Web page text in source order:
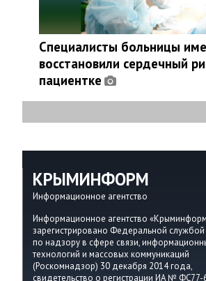
Специалисты больницы
восстановили сердечный
пациентке
КРЫМИНФОРМ
Информационное агентство
Информационное агентство
зарегистрировано Федеральной службой
по надзору в сфере связи,
технологий и массовых коммуникаций
(Роскомнадзор) 30 декабря 2014 года,
свидетельство о регистрации ИА № ФС77-